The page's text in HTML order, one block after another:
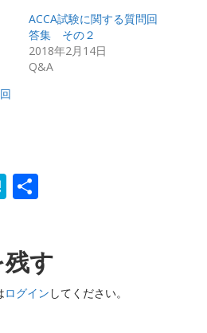
ACCA試験に関する質問回
答集 その２
2018年2月14日
Q&A
Hatena
す
ログイン してください。